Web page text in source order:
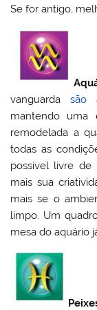
Se for antigo,
vanguardasão
mantendo uma
remodelada a
todas as
possível livre de
mais sua
mais se o
limpo. Um
mesa do aquário